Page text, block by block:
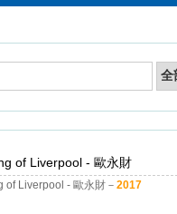
of Liverpool - 歐永財
of Liverpool - 歐永財－ 2017